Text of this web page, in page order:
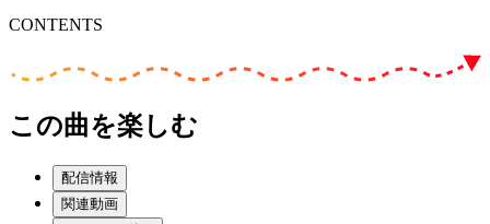
CONTENTS
この曲を楽しむ
配信情報
関連動画